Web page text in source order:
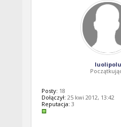
luolipolu
Posty: 18
Dołączył: 25 kwi 2012, 13:42
Reputacja: 3